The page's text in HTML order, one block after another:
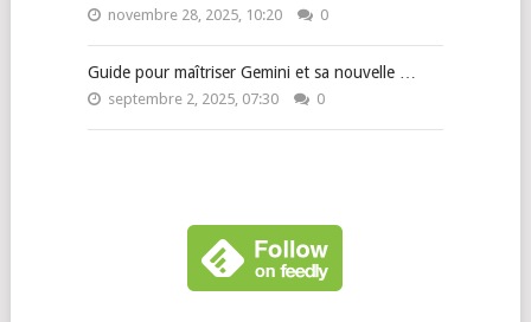
novembre 28, 2025, 10:20 0
Guide pour maîtriser Gemini et sa nouvelle …
septembre 2, 2025, 07:30 0